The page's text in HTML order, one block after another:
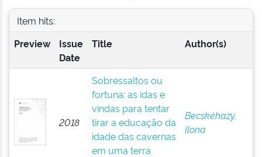
Item hits:
Preview
Issue
Date
Title Author(s)
2018
Sobressaltos ou
fortuna: as idas e
vindas para tentar
tirar a educação da
idade das cavernas
em uma terra
Becskéhazy,
Ilona